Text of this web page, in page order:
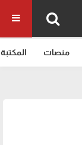
منصات المكتبة